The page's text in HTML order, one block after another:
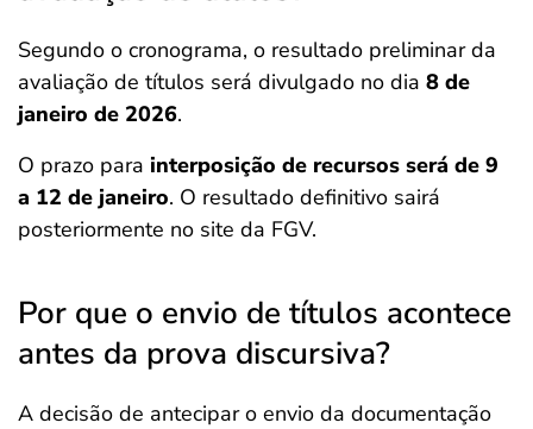
Segundo o cronograma, o resultado preliminar da
avaliação de títulos será divulgado no dia 8 de
janeiro de 2026.
O prazo para interposição de recursos será de 9
a 12 de janeiro. O resultado definitivo sairá
posteriormente no site da FGV.
Por que o envio de títulos acontece
antes da prova discursiva?
A decisão de antecipar o envio da documentação